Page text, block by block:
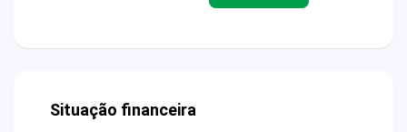
Situação financeira